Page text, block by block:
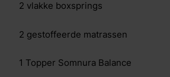
2 vlakke boxsprings
2 gestoffeerde matrassen
1 Topper Somnura Balance